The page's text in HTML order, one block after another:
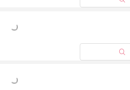
と見る
と見る